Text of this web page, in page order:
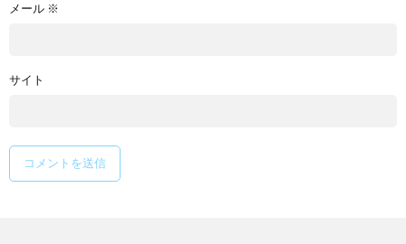
メール ※
サイト